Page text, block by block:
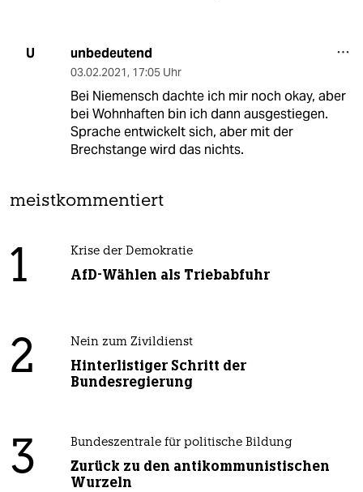
U unbedeutend
03.02.2021, 17:05 Uhr
Bei Niemensch dachte ich mir noch okay, aber
bei Wohnhaften bin ich dann ausgestiegen.
Sprache entwickelt sich, aber mit der
Brechstange wird das nichts.
meistkommentiert
1 Krise der Demokratie
AfD-Wählen als Triebabfuhr
2 Nein zum Zivildienst
Hinterlistiger Schritt der
Bundesregierung
3 Bundeszentrale für politische Bildung
Zurück zu den antikommunistischen
Wurzeln